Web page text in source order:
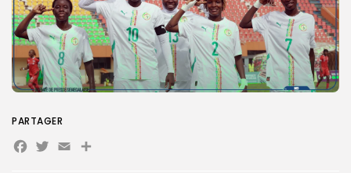
PARTAGER
Facebook
Twitter
EmailPartager